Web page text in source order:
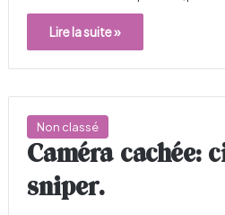
Lire la suite »
Non classé
Caméra cachée:
sniper.